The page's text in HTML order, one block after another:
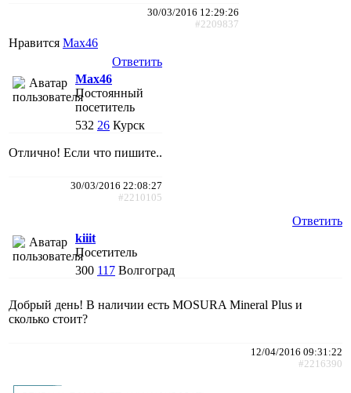
30/03/2016 12:29:26
#2209837
Нравится Max46
Ответить
Max46
Постоянный
посетитель
532 26 Курск
Отлично! Если что пишите..
30/03/2016 22:08:27
#2210105
Ответить
kiiit
Посетитель
300 117 Волгоград
Добрый день! В наличии есть MOSURA Mineral Plus и
сколько стоит?
12/04/2016 09:31:22
#2216390